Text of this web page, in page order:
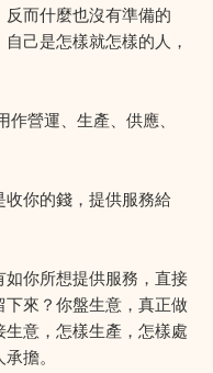
而什麼也沒有準備的
己是怎樣就怎樣的人，
營運、生產、供應、
收你的錢，提供服務給
你所想提供服務，直接
來？你盤生意，真正做
意，怎樣生產，怎樣處
擔。